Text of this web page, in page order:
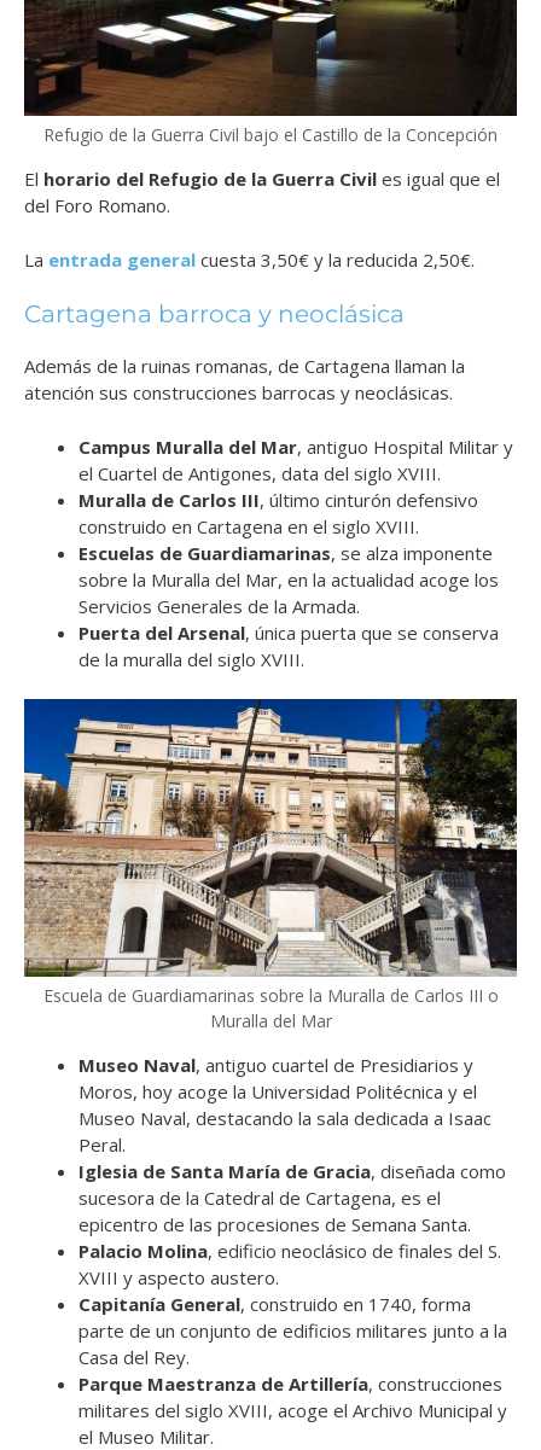
Refugio de la Guerra Civil bajo el Castillo de la Concepción
El horario del Refugio de la Guerra Civil es igual que el
del Foro Romano.
La entrada general cuesta 3,50€ y la reducida 2,50€.
Cartagena barroca y neoclásica
Además de la ruinas romanas, de Cartagena llaman la
atención sus construcciones barrocas y neoclásicas.
Campus Muralla del Mar, antiguo Hospital Militar y
el Cuartel de Antigones, data del siglo XVIII.
Muralla de Carlos III, último cinturón defensivo
construido en Cartagena en el siglo XVIII.
Escuelas de Guardiamarinas, se alza imponente
sobre la Muralla del Mar, en la actualidad acoge los
Servicios Generales de la Armada.
Puerta del Arsenal, única puerta que se conserva
de la muralla del siglo XVIII.
Escuela de Guardiamarinas sobre la Muralla de Carlos III o
Muralla del Mar
Museo Naval, antiguo cuartel de Presidiarios y
Moros, hoy acoge la Universidad Politécnica y el
Museo Naval, destacando la sala dedicada a Isaac
Peral.
Iglesia de Santa María de Gracia, diseñada como
sucesora de la Catedral de Cartagena, es el
epicentro de las procesiones de Semana Santa.
Palacio Molina, edificio neoclásico de finales del S.
XVIII y aspecto austero.
Capitanía General, construido en 1740, forma
parte de un conjunto de edificios militares junto a la
Casa del Rey.
Parque Maestranza de Artillería, construcciones
militares del siglo XVIII, acoge el Archivo Municipal y
el Museo Militar.